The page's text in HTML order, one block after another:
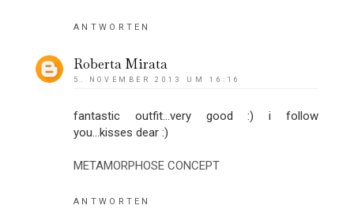
ANTWORTEN
Roberta Mirata
5. NOVEMBER 2013 UM 16:16
fantastic outfit...very good :) i follow
you...kisses dear :)
METAMORPHOSE CONCEPT
ANTWORTEN